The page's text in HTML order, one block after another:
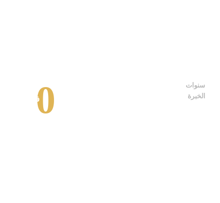
سنوات
الخبرة
0في الهندسة
والبناء عبر